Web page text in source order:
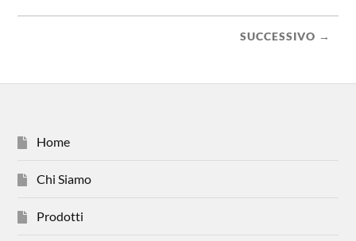
SUCCESSIVO →
Home
Chi Siamo
Prodotti